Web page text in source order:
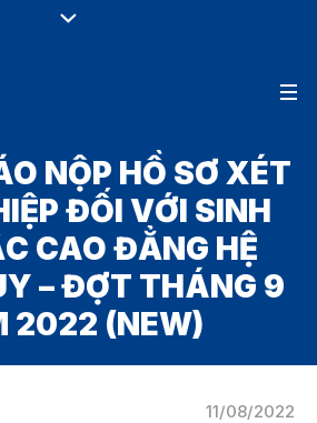
NỘP HỒ SƠ XÉT
ĐỐI VỚI SINH
CAO ĐẲNG HỆ
– ĐỢT THÁNG 9
2022 (NEW)
11/08/2022